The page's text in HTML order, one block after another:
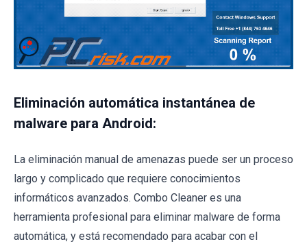
Eliminación automática instantánea de
malware para Android:
La eliminación manual de amenazas puede ser un proceso
largo y complicado que requiere conocimientos
informáticos avanzados. Combo Cleaner es una
herramienta profesional para eliminar malware de forma
automática, y está recomendado para acabar con el